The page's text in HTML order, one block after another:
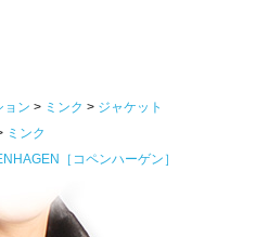
ョン ミンク
ジャケット
ミンク
［コペンハーゲン］